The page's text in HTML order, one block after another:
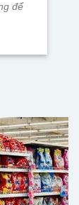
để